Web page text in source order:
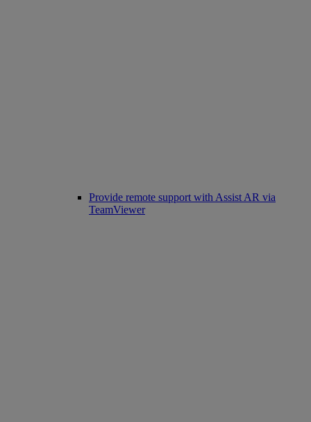
Provide remote support with Assist AR via
TeamViewer